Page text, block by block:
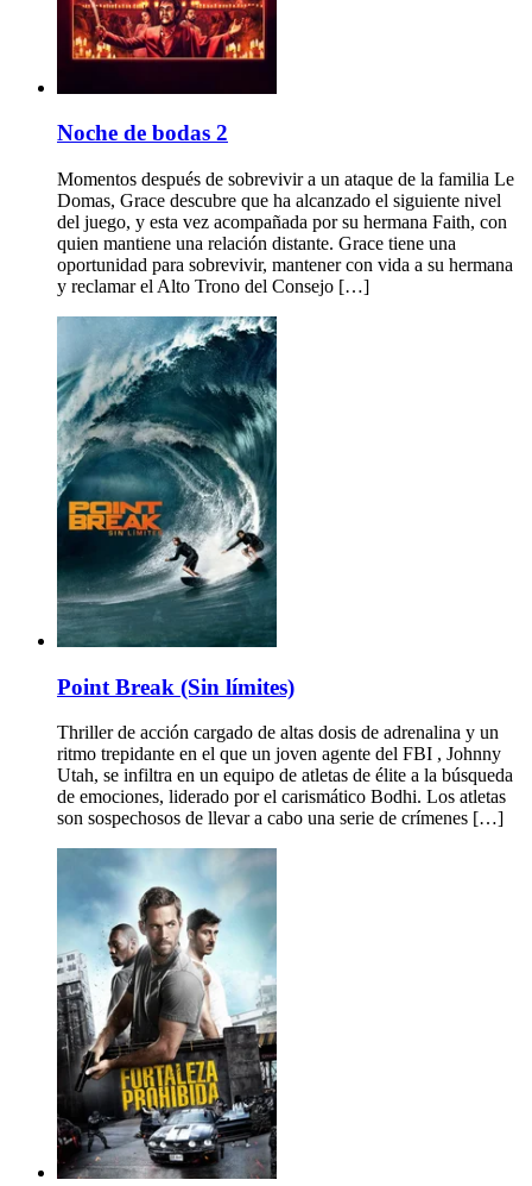
Noche de bodas 2
Momentos después de sobrevivir a un ataque de la familia Le
Domas, Grace descubre que ha alcanzado el siguiente nivel
del juego, y esta vez acompañada por su hermana Faith, con
quien mantiene una relación distante. Grace tiene una
oportunidad para sobrevivir, mantener con vida a su hermana
y reclamar el Alto Trono del Consejo […]
Point Break (Sin límites)
Thriller de acción cargado de altas dosis de adrenalina y un
ritmo trepidante en el que un joven agente del FBI , Johnny
Utah, se infiltra en un equipo de atletas de élite a la búsqueda
de emociones, liderado por el carismático Bodhi. Los atletas
son sospechosos de llevar a cabo una serie de crímenes […]